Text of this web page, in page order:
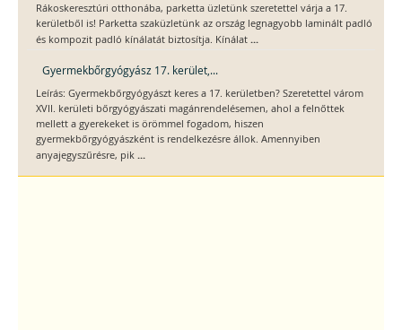
Rákoskeresztúri otthonába, parketta üzletünk szeretettel várja a 17.
kerületből is! Parketta szaküzletünk az ország legnagyobb laminált padló
és kompozit padló kínálatát biztosítja. Kínálat ...
Gyermekbőrgyógyász 17. kerület,...
Leírás: Gyermekbőrgyógyászt keres a 17. kerületben? Szeretettel várom
XVII. kerületi bőrgyógyászati magánrendelésemen, ahol a felnőttek
mellett a gyerekeket is örömmel fogadom, hiszen
gyermekbőrgyógyászként is rendelkezésre állok. Amennyiben
anyajegyszűrésre, pik ...